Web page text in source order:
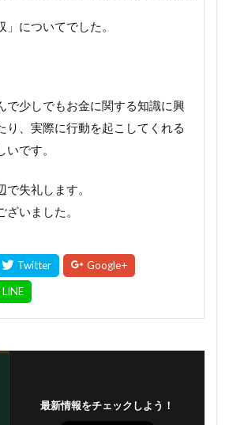
についてでした。
で少しでもお金に関する知識に興
り、実際に行動を起こしてくれる
です。
失礼します。
いました。
最新情報をチェックしよう！